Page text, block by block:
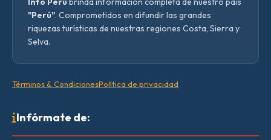
"Perú". Comprometidos en difundir las grandes
riquezas turísticas de nuestras regiones Costa, Sierra y
Selva.
Términos & CondicionesPolítica de privacidad
Infórmate de: